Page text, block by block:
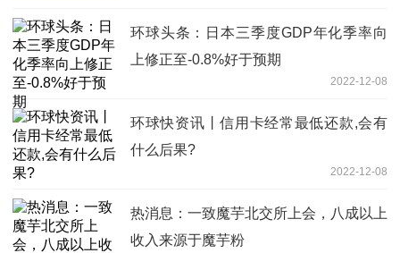
环球头条：日本三季度GDP年化季率向
上修正至-0.8%好于预期
2022-12-08
环球快资讯丨信用卡经常最低还款,会有
什么后果?
2022-12-08
热消息：一致魔芋北交所上会，八成以上
收入来源于魔芋粉